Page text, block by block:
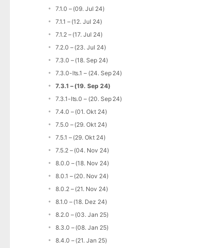
7.1.0 – (09. Jul 24)
7.1.1 – (12. Jul 24)
7.1.2 – (17. Jul 24)
7.2.0 – (23. Jul 24)
7.3.0 – (18. Sep 24)
7.3.0-lts.1 – (24. Sep 24)
7.3.1 – (19. Sep 24)
7.3.1-lts.0 – (20. Sep 24)
7.4.0 – (01. Okt 24)
7.5.0 – (29. Okt 24)
7.5.1 – (29. Okt 24)
7.5.2 – (04. Nov 24)
8.0.0 – (18. Nov 24)
8.0.1 – (20. Nov 24)
8.0.2 – (21. Nov 24)
8.1.0 – (18. Dez 24)
8.2.0 – (03. Jan 25)
8.3.0 – (08. Jan 25)
8.4.0 – (21. Jan 25)